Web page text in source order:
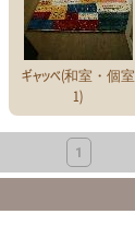
ギャッベ(和室・個室
1)
1